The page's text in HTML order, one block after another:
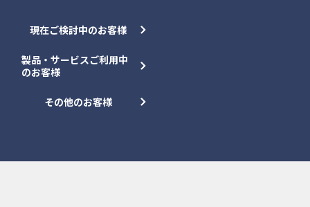
現在ご検討中のお客様
製品・サービスご利用中
のお客様
その他のお客様